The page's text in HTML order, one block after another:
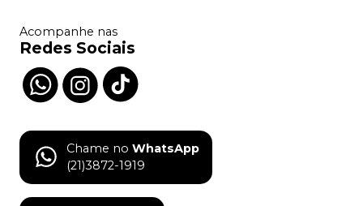
Acompanhe nas
Redes Sociais
Chame no WhatsApp
(21)3872-1919